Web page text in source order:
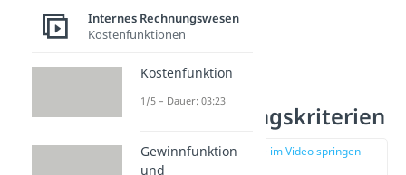
Qualitative
Entscheidungskriterien
zur Stelle im Video springen
Internes Rechnungswesen
Kostenfunktionen
Kostenfunktion
1/5 – Dauer: 03:23
Gewinnfunktion
und